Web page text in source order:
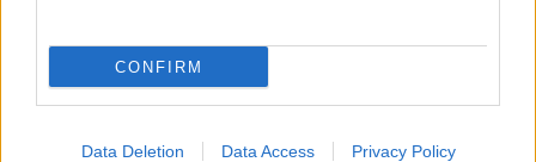
CONFIRM
Data Deletion Data Access Privacy Policy